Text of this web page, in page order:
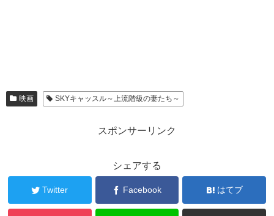
映画 SKYキャッスル～上流階級の妻たち～
スポンサーリンク
シェアする
Twitter Facebook はてブ